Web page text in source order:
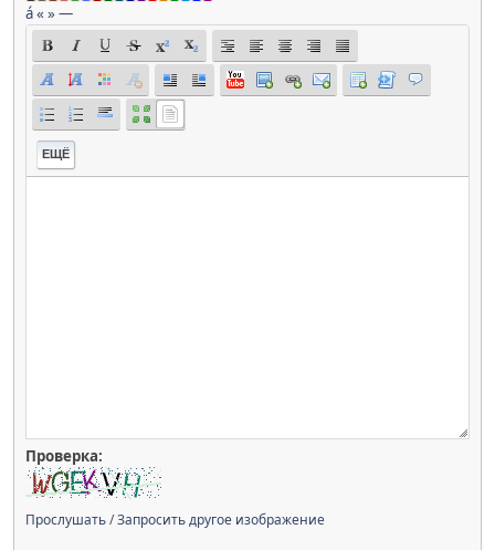
á« »—
ЕЩЁ
Проверка:
Прослушать/Запросить другое изображение